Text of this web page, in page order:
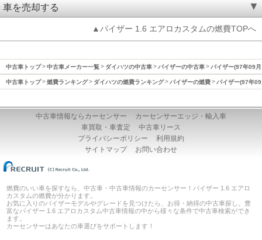
車を売却する
▲パイザー 1.6 エアロカスタムの燃費TOPへ
中古車トップ 中古車メーカー一覧 ダイハツの中古車 パイザーの中古車 パイザー(97年09
中古車トップ 燃費ランキング ダイハツの燃費ランキング パイザーの燃費 パイザー(97年
中古車情報ならカーセンサー
カーセンサーエッジ・輸入車
車買取・車査定
中古車リース
プライバシーポリシー
利用規約
サイトマップ
お問い合わせ
燃費のいい車を探すなら、中古車・中古車情報のカーセンサー！パイザー 1.6 エアロ
カスタムの燃費が分かります。
お気に入りのパイザーモデルやグレードを見つけたら、お得・納得の中古車探し。豊
富なパイザー 1.6 エアロカスタム中古車情報の中から様々な条件で中古車検索ができ
ます。
カーセンサーはあなたの車選びをサポートします！